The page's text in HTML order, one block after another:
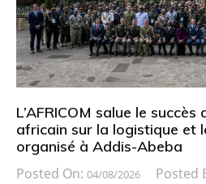
L’AFRICOM salue le
africain sur la logistique et
organisé à Addis-Abeba
Posted On: 04/08/2026 Posted